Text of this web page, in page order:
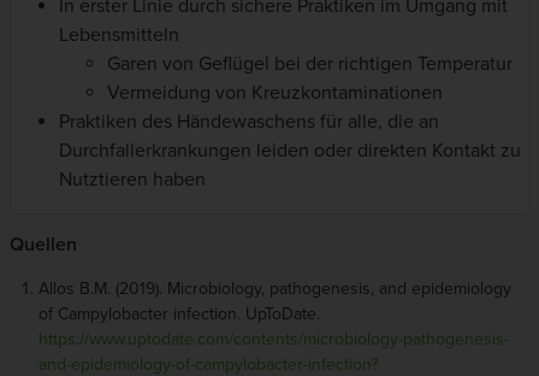
In erster Linie durch sichere Praktiken im Umgang mit
Lebensmitteln
Garen von Geflügel bei der richtigen Temperatur
Vermeidung von Kreuzkontaminationen
Praktiken des Händewaschens für alle, die an
Durchfallerkrankungen leiden oder direkten Kontakt zu
Nutztieren haben
Quellen
Allos B.M. (2019). Microbiology, pathogenesis, and epidemiology
of Campylobacter infection. UpToDate.
https://www.uptodate.com/contents/microbiology-pathogenesis-
and-epidemiology-of-campylobacter-infection?